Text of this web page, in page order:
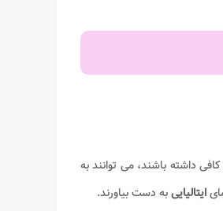
داشته باشند، می توانند به
ایتالیاییبه دست بیاورند.